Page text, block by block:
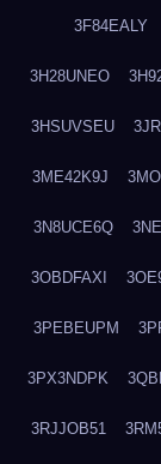
3F84EALY
3H28UNEO
3HSUVSEU
3ME42K9J
3N8UCE6Q
3OBDFAXI
3PEBEUPM
3PX3NDPK
3RJJOB51